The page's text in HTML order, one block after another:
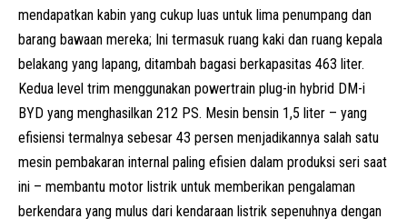
mendapatkan kabin yang cukup luas untuk lima penumpang dan
barang bawaan mereka; Ini termasuk ruang kaki dan ruang kepala
belakang yang lapang, ditambah bagasi berkapasitas 463 liter.
Kedua level trim menggunakan powertrain plug-in hybrid DM-i
BYD yang menghasilkan 212 PS. Mesin bensin 1,5 liter – yang
efisiensi termalnya sebesar 43 persen menjadikannya salah satu
mesin pembakaran internal paling efisien dalam produksi seri saat
ini – membantu motor listrik untuk memberikan pengalaman
berkendara yang mulus dari kendaraan listrik sepenuhnya dengan